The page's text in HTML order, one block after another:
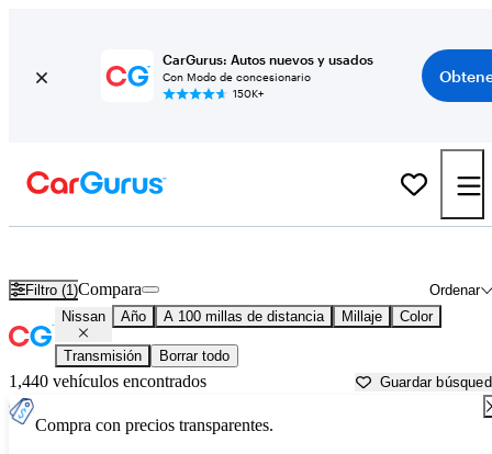
CarGurus: Autos nuevos y usados
Con Modo de concesionario
150K+
Filtro (1) Ordenar
Compara
Nissan Año A 100 millas de distancia Millaje Color
Transmisión Borrar todo
1,440 vehículos encontrados Guardar
Compra con precios transparentes.